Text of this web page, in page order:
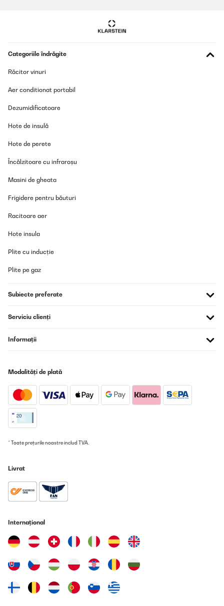
Categoriile îndrăgite
Răcitor vinuri
Aer conditionat portabil
Dezumidificatoare
Hote de insulă
Hote de perete
Încălzitoare cu infraroșu
Masini de gheata
Frigidere pentru băuturi
Racitoare aer
Hote insula
Plite cu inducție
Plite pe gaz
Subiecte preferate
Serviciu clienți
Informații
Modalități de plată
* Toate prețurile noastre includ TVA.
Livrat
Internațional